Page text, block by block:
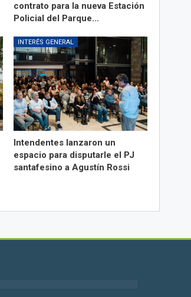
contrato para la nueva Estación
Policial del Parque…
INTERÉS GENERAL
Intendentes lanzaron un
espacio para disputarle el PJ
santafesino a Agustín Rossi